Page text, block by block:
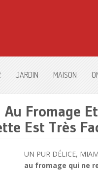
JARDIN MAISON
Fromage
Est Très
UN PUR DÉLICE,
au fromage qui ne